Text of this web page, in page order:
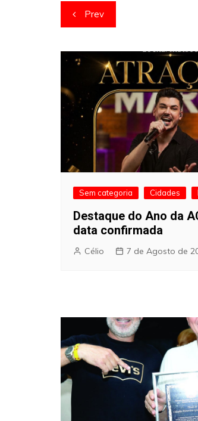
Navegação
de
artigos
Prev
Sem categoria Cidades
Destaque do Ano da
data confirmada
Célio 7 de Agosto de